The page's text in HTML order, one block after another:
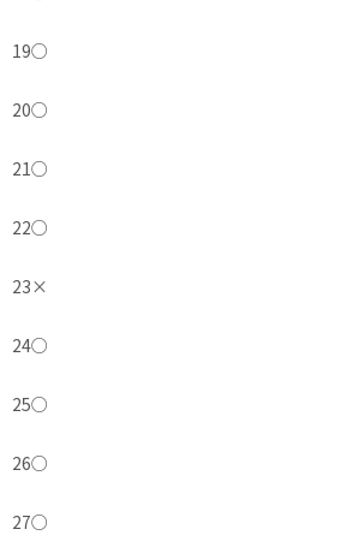
19○
20○
21○
22○
23×
24○
25○
26○
27○